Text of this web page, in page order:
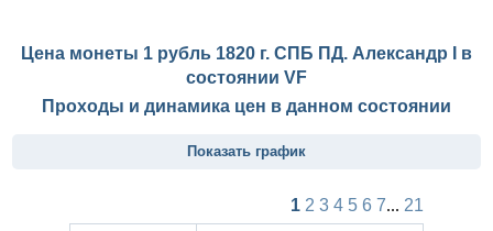
Цена монеты 1 рубль 1820 г. СПБ ПД. Александр I в
состоянии VF
Проходы и динамика цен в данном состоянии
Показать график
1 2 3 4 5 6 7... 21